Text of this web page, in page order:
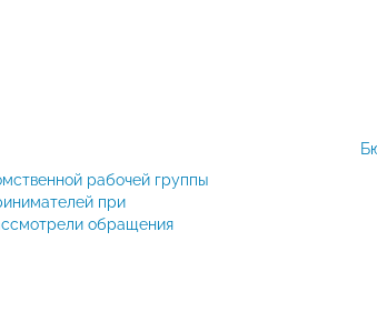
рабочей группы
при
обращения